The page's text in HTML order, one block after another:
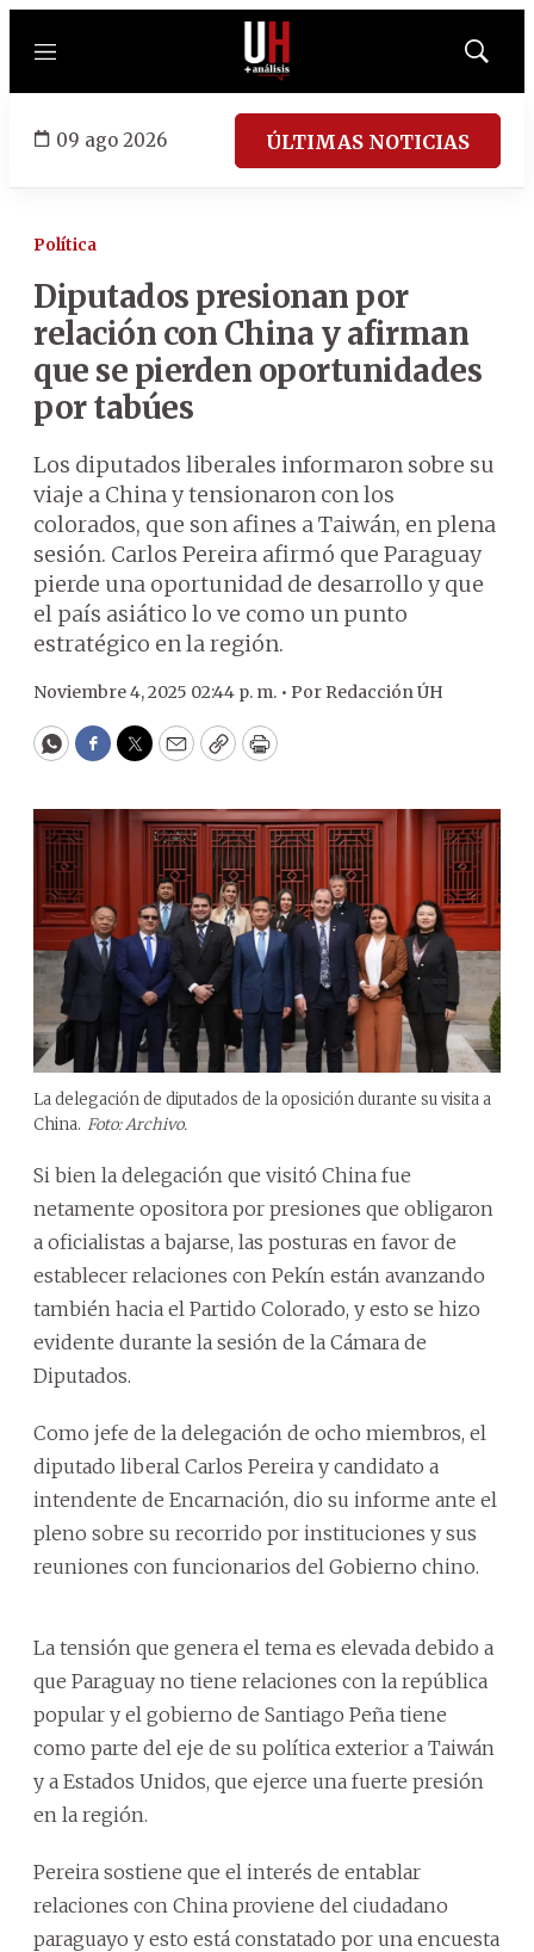
Menú
Mostrar
09 ago 2026 ÚLTIMAS NOTICIAS
Política
Diputados presionan por
relación con China y afirman
que se pierden oportunidades
por tabúes
Los diputados liberales informaron sobre su
viaje a China y tensionaron con los
colorados, que son afines a Taiwán, en plena
sesión. Carlos Pereira afirmó que Paraguay
pierde una oportunidad de desarrollo y que
el país asiático lo ve como un punto
estratégico en la región.
Noviembre 4, 2025 02:44 p. m. • Por Redacción ÚH
WhatsApp
Facebook
Twitter
EmailCopyPrint
La delegación de diputados de la oposición durante su visita a
China. Foto: Archivo.
Si bien la delegación que visitó China fue
netamente opositora por presiones que obligaron
a oficialistas a bajarse, las posturas en favor de
establecer relaciones con Pekín están avanzando
también hacia el Partido Colorado, y esto se hizo
evidente durante la sesión de la Cámara de
Diputados.
Como jefe de la delegación de ocho miembros, el
diputado liberal Carlos Pereira y candidato a
intendente de Encarnación, dio su informe ante el
pleno sobre su recorrido por instituciones y sus
reuniones con funcionarios del Gobierno chino.
La tensión que genera el tema es elevada debido a
que Paraguay no tiene relaciones con la república
popular y el gobierno de Santiago Peña tiene
como parte del eje de su política exterior a Taiwán
y a Estados Unidos, que ejerce una fuerte presión
en la región.
Pereira sostiene que el interés de entablar
relaciones con China proviene del ciudadano
paraguayo y esto está constatado por una encuesta